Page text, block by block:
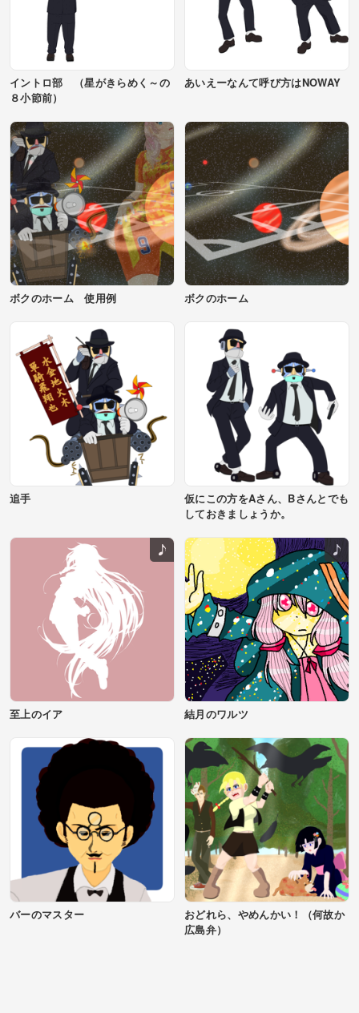
イントロ部 （星がきらめく～の
８小節前）
あいえーなんて呼び方はNOWAY
ボクのホーム 使用例 ボクのホーム
追手
仮にこの方をAさん、Bさんとでも
しておきましょうか。
至上のイア 結月のワルツ
バーのマスター
おどれら、やめんかい！（何故か
広島弁）